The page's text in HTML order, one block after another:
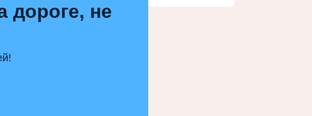
дороге, не